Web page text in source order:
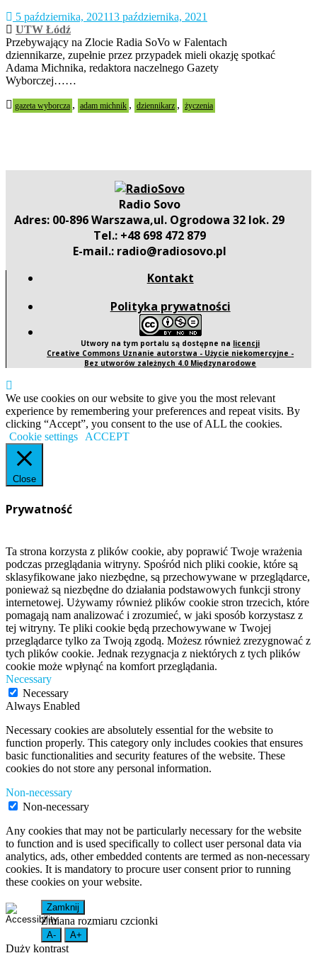
5 października, 202113 października, 2021
UTW Łódź
Przebywający na Zlocie Radia SoVo w Falentach
dziennikarze, zupełnie przez przypadek mieli okazję spotkać
Adama Michnika, redaktora naczelnego Gazety
Wyborczej……
gazeta wyborcza , adam michnik , dziennikarz , życzenia
Radio Sovo
Adres: 00-896 Warszawa,ul. Ogrodowa 32 lok. 29
Tel.: +48 698 472 879
E-mail.: radio@radiosovo.pl
Kontakt
Polityka prywatności
Utwory na tym portalu są dostępne na licencji
Creative Commons Uznanie autorstwa - Użycie niekomercyjne -
Bez utworów zależnych 4.0 Międzynarodowe
We use cookies on our website to give you the most relevant
experience by remembering your preferences and repeat visits. By
clicking “Accept”, you consent to the use of ALL the cookies.
Cookie settings
ACCEPT
Close
Prywatność
Ta strona korzysta z plików cookie, aby poprawić Twoje wrażenia
podczas przeglądania witryny. Spośród nich pliki cookie, które są
sklasyfikowane jako niezbędne, są przechowywane w przeglądarce,
ponieważ są niezbędne do działania podstawowych funkcji strony
internetowej. Używamy również plików cookie stron trzecich, które
pomagają nam analizować i zrozumieć, w jaki sposób korzystasz z
tej witryny. Te pliki cookie będą przechowywane w Twojej
przeglądarce tylko za Twoją zgodą. Możesz również zrezygnować z
tych plików cookie. Jednak rezygnacja z niektórych z tych plików
cookie może wpłynąć na komfort przeglądania.
Necessary
Necessary
Always Enabled
Necessary cookies are absolutely essential for the website to
function properly. This category only includes cookies that ensures
basic functionalities and security features of the website. These
cookies do not store any personal information.
Non-necessary
Non-necessary
Any cookies that may not be particularly necessary for the website
to function and is used specifically to collect user personal data via
analytics, ads, other embedded contents are termed as non-necessary
cookies. It is mandatory to procure user consent prior to running
these cookies on your website.
Zamknij
Zmiana rozmiaru czcionki
A- A+
Duży kontrast